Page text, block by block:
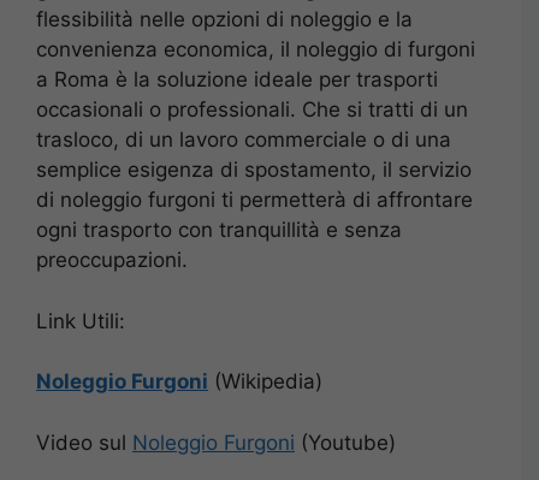
flessibilità nelle opzioni di noleggio e la
convenienza economica, il noleggio di furgoni
a Roma è la soluzione ideale per trasporti
occasionali o professionali. Che si tratti di un
trasloco, di un lavoro commerciale o di una
semplice esigenza di spostamento, il servizio
di noleggio furgoni ti permetterà di affrontare
ogni trasporto con tranquillità e senza
preoccupazioni.
Link Utili:
Noleggio Furgoni (Wikipedia)
Video sul Noleggio Furgoni (Youtube)